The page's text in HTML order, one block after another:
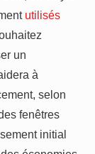
utilisés
un
à
selon
fenêtres
initial